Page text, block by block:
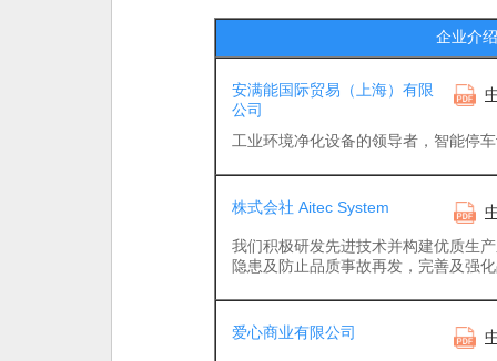
企业介绍
安满能国际贸易（上海）有限
公司
工业环境净化设备的领导者，智能停
株式会社 Aitec System
我们积极研发先进技术并构建优质生
隐患及防止品质事故再发，完善及强
爱心商业有限公司